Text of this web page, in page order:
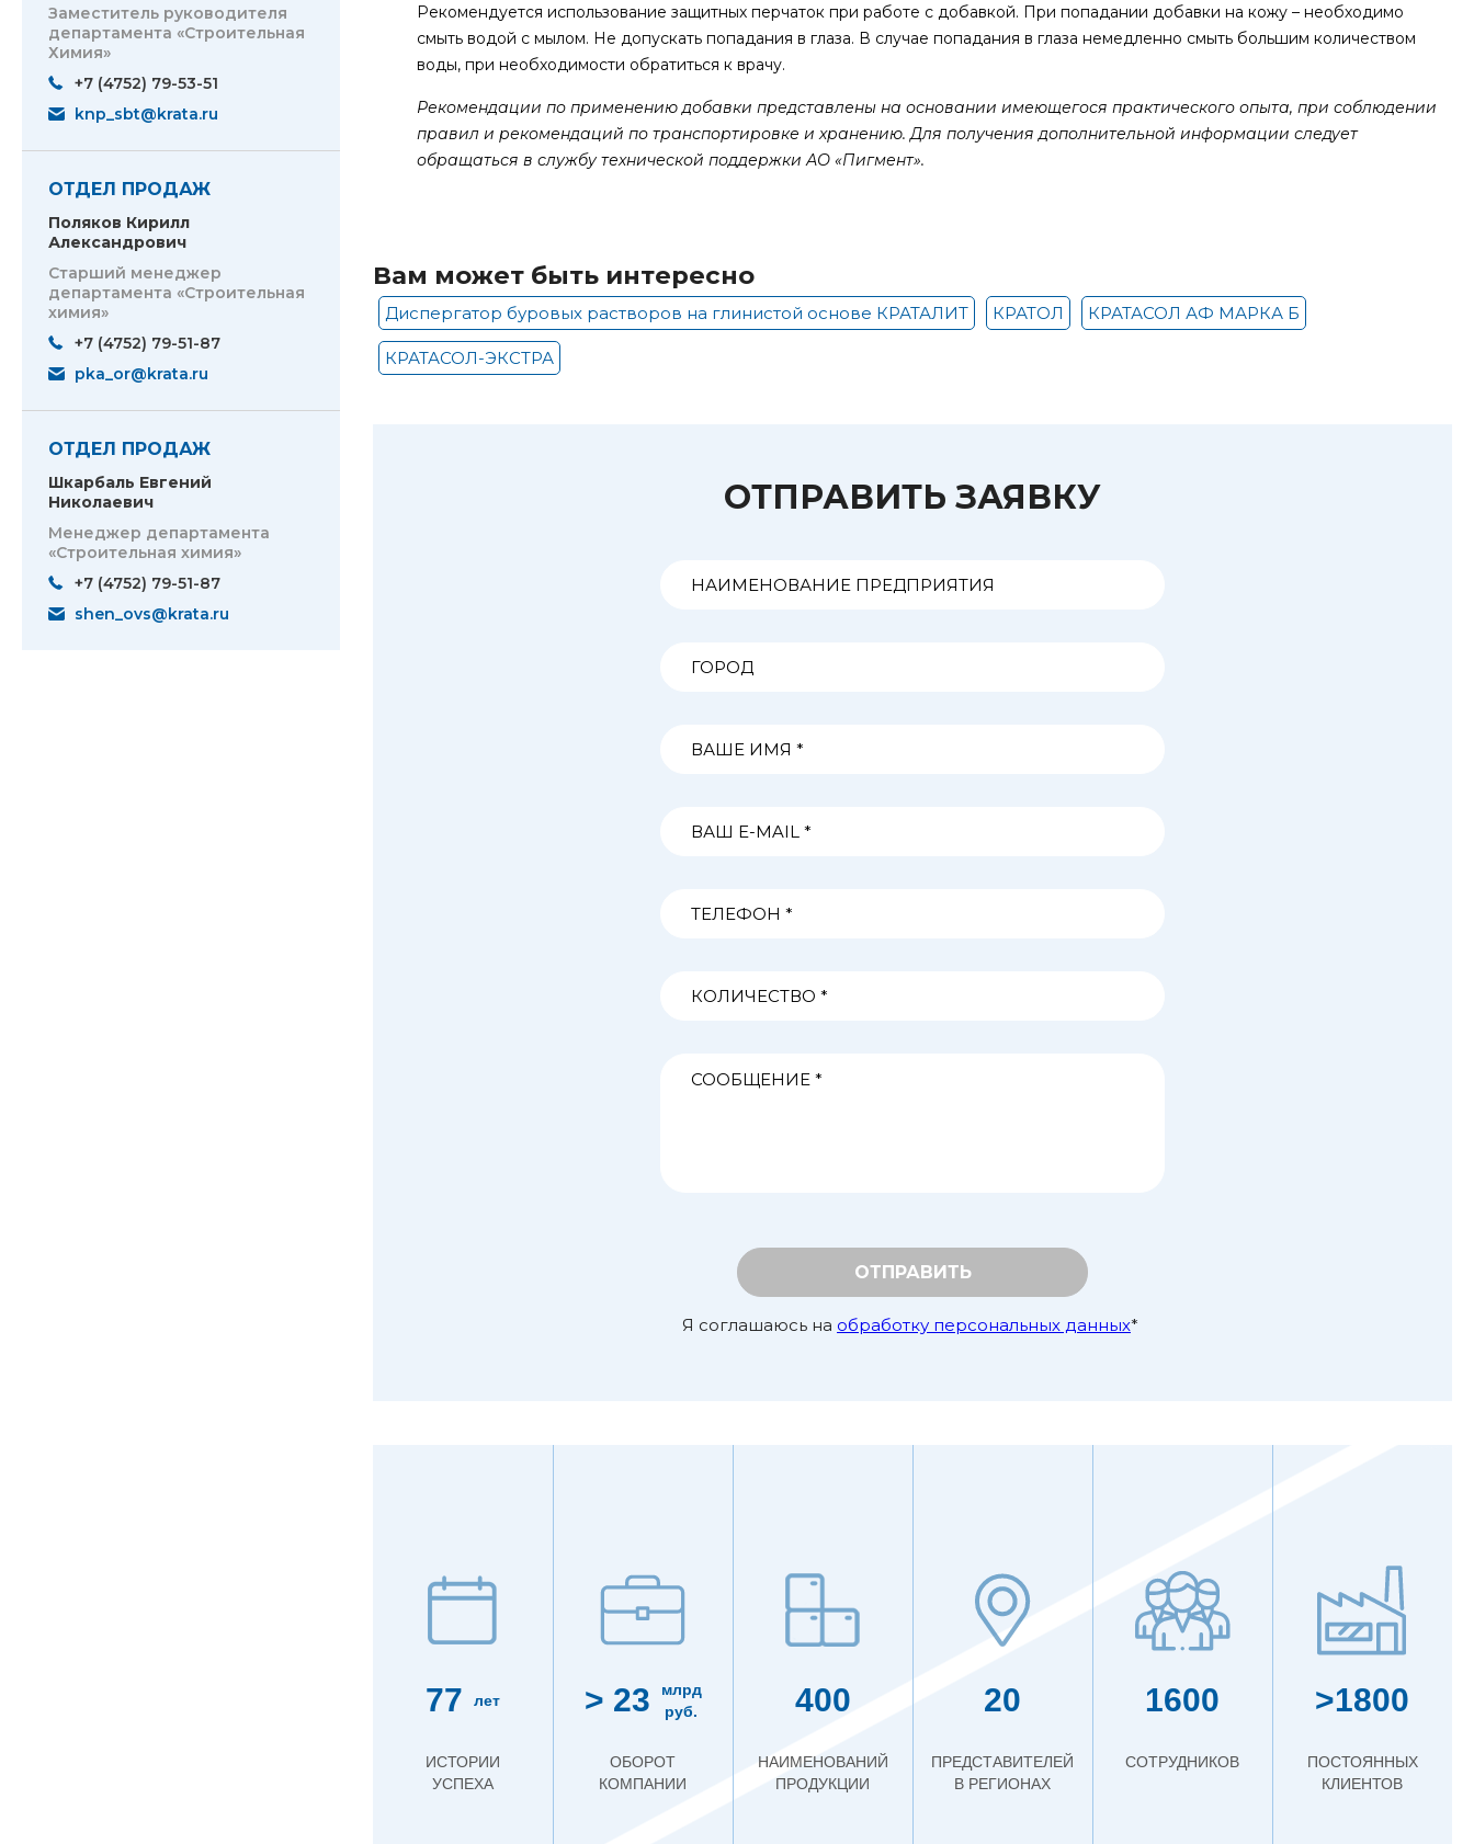
Заместитель руководителя
департамента «Строительная
Химия»
+7 (4752) 79-53-51
knp_sbt@krata.ru
ОТДЕЛ ПРОДАЖ
Поляков Кирилл
Александрович
Старший менеджер
департамента «Строительная
химия»
+7 (4752) 79-51-87
pka_or@krata.ru
ОТДЕЛ ПРОДАЖ
Шкарбаль Евгений
Николаевич
Менеджер департамента
«Строительная химия»
+7 (4752) 79-51-87
shen_ovs@krata.ru
Рекомендуется использование защитных перчаток при работе с добавкой. При попадании добавки на кожу – необходимо
смыть водой с мылом. Не допускать попадания в глаза. В случае попадания в глаза немедленно смыть большим количеством
воды, при необходимости обратиться к врачу.
Рекомендации по применению добавки представлены на основании имеющегося практического опыта, при соблюдении
правил и рекомендаций по транспортировке и хранению. Для получения дополнительной информации следует
обращаться в службу технической поддержки АО «Пигмент».
Вам может быть интересно
Диспергатор буровых растворов на глинистой основе КРАТАЛИТ КРАТОЛ КРАТАСОЛ АФ МАРКА Б
КРАТАСОЛ-ЭКСТРА
ОТПРАВИТЬ ЗАЯВКУ
ОТПРАВИТЬ
Я соглашаюсь на обработку персональных данных*
77 лет
ИСТОРИИ
УСПЕХА
> 23
млрд
руб.
ОБОРОТ
КОМПАНИИ
400
НАИМЕНОВАНИЙ
ПРОДУКЦИИ
20
ПРЕДСТАВИТЕЛЕЙ
В РЕГИОНАХ
1600
СОТРУДНИКОВ
>1800
ПОСТОЯННЫХ
КЛИЕНТОВ